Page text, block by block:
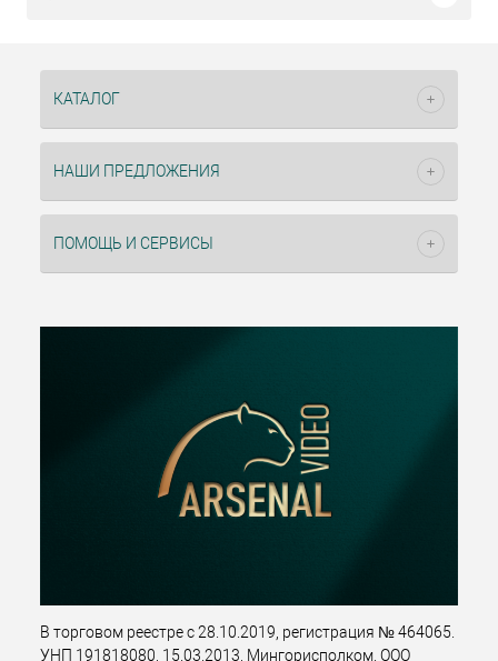
КАТАЛОГ
НАШИ ПРЕДЛОЖЕНИЯ
ПОМОЩЬ И СЕРВИСЫ
В торговом реестре с 28.10.2019, регистрация № 464065.
УНП 191818080, 15.03.2013, Мингорисполком. ООО